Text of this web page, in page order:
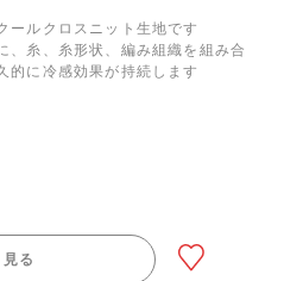
ールクロスニット生地です
、糸、糸形状、編み組織を組み合
的に冷感効果が持続します
る